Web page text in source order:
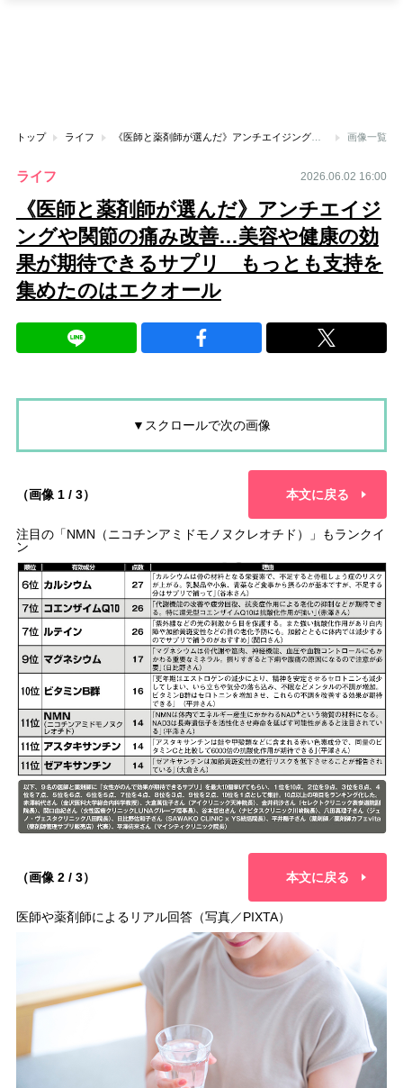
トップ ライフ 《医師と薬剤師が選んだ》アンチエイジングや関節の痛み改善…美容や健康の効果が期待できるサプリ もっとも支持を集めたのはエクオール 画像一覧
ライフ 2026.06.02 16:00
《医師と薬剤師が選んだ》アンチエイジ
ングや関節の痛み改善…美容や健康の効
果が期待できるサプリ もっとも支持を
集めたのはエクオール
▼スクロールで次の画像
（画像 1 / 3） 本文に戻る
注目の「NMN（ニコチンアミドモノヌクレオチド）」もランクイ
ン
（画像 2 / 3） 本文に戻る
医師や薬剤師によるリアル回答（写真／PIXTA）